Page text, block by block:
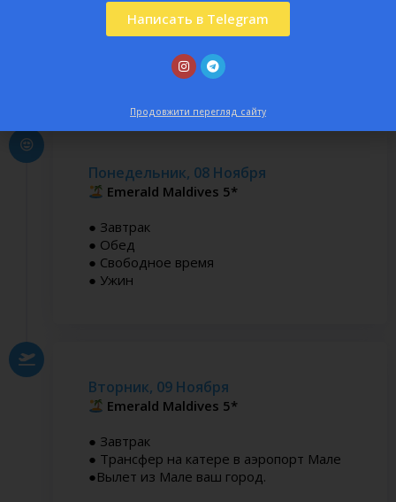
● Завтрак
● Обед
Понедельник, 08 Ноября
Emerald Maldives 5*
● Завтрак
● Обед
● Свободное время
● Ужин
Вторник, 09 Ноября
Emerald Maldives 5*
● Завтрак
● Трансфер на катере в аэропорт Мале
●Вылет из Мале ваш город.
Написать в Telegram
Продовжити перегляд сайту